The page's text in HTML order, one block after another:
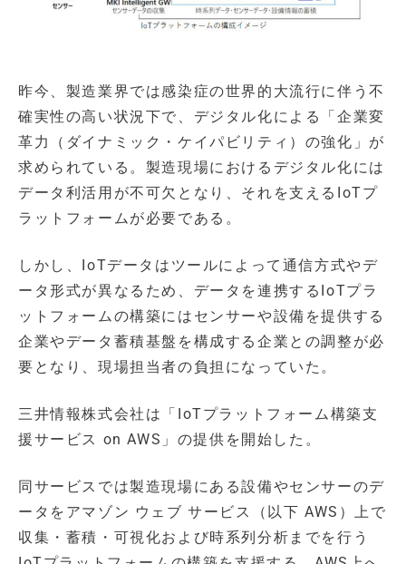
昨今、製造業界では感染症の世界的大流行に伴う不
確実性の高い状況下で、デジタル化による「企業変
革力（ダイナミック・ケイパビリティ）の強化」が
求められている。製造現場におけるデジタル化には
データ利活用が不可欠となり、それを支えるIoTプ
ラットフォームが必要である。
しかし、IoTデータはツールによって通信方式やデ
ータ形式が異なるため、データを連携するIoTプラ
ットフォームの構築にはセンサーや設備を提供する
企業やデータ蓄積基盤を構成する企業との調整が必
要となり、現場担当者の負担になっていた。
三井情報株式会社は「IoTプラットフォーム構築支
援サービス on AWS」の提供を開始した。
同サービスでは製造現場にある設備やセンサーのデ
ータをアマゾン ウェブ サービス（以下 AWS）上で
収集・蓄積・可視化および時系列分析までを行う